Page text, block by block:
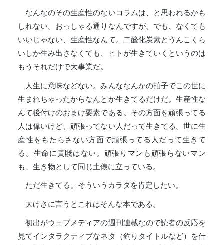
なんなのその生産性のないコラムは、と思われるかも
しれない。おっしゃる通りなんですが、でも、なくても
いいじゃない、生産性なんて。二酸化炭素とうんこくら
いしか生み出さなくても、ヒトが生きていくというのは
もうそれだけで大事業だ。
人生に意味などない。みんななんかの拍子でこの世に
生まれちゃったからなんとか生きてるだけだ。生産性な
んて後付けのおまけ要素である。その方面を頑張ってる
人は偉いけど、頑張ってない人だって生きてる。世に生
産性をもたらさない方面で頑張ってる人だって生きて
る。生命に貴賤はない。頑張りマンも頑張らないマン
も、生き物として同じ土俵に立っている。
ただ生きてる。そういうカラダを肯定したい。
大げさに言うとこれはそんな本である。
初出がウェブメディアの週刊連載なので読者の反応を
見てインタラクティブなネタ（釣りタイトルなど）を仕